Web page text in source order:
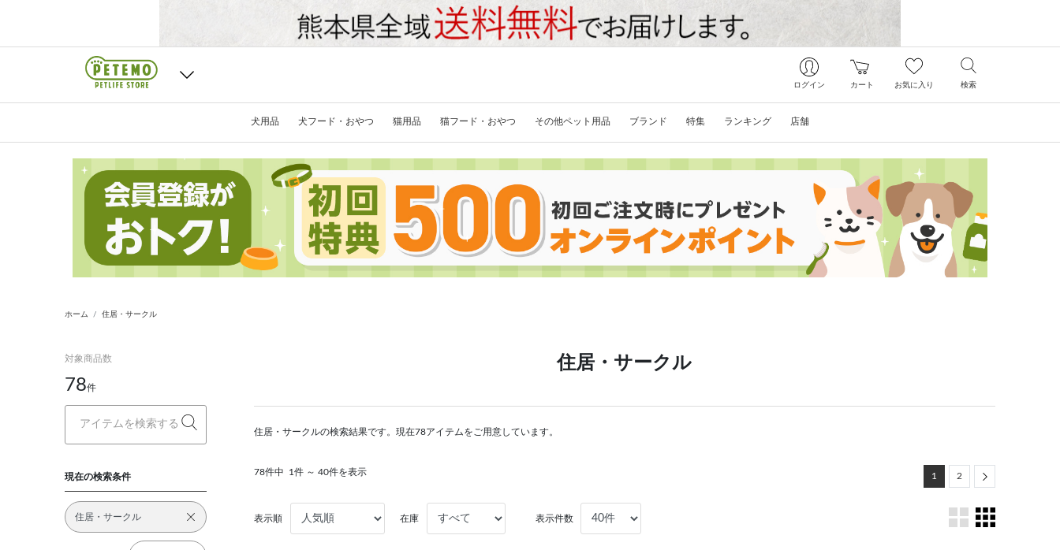
ログイン カート お気に入り 検索
犬用品 犬フード・おやつ 猫用品 猫フード・おやつ その他ペット用品 ブランド 特集 ランキング 店舗
ホーム 住居・サークル
対象商品数
78件
現在の検索条件
住居・サークル
住居・サークル
住居・サークルの検索結果です。現在78アイテムをご用意しています。
78件中 1件 ～ 40件を表示 1 2 Next
表示順 在庫 表示件数